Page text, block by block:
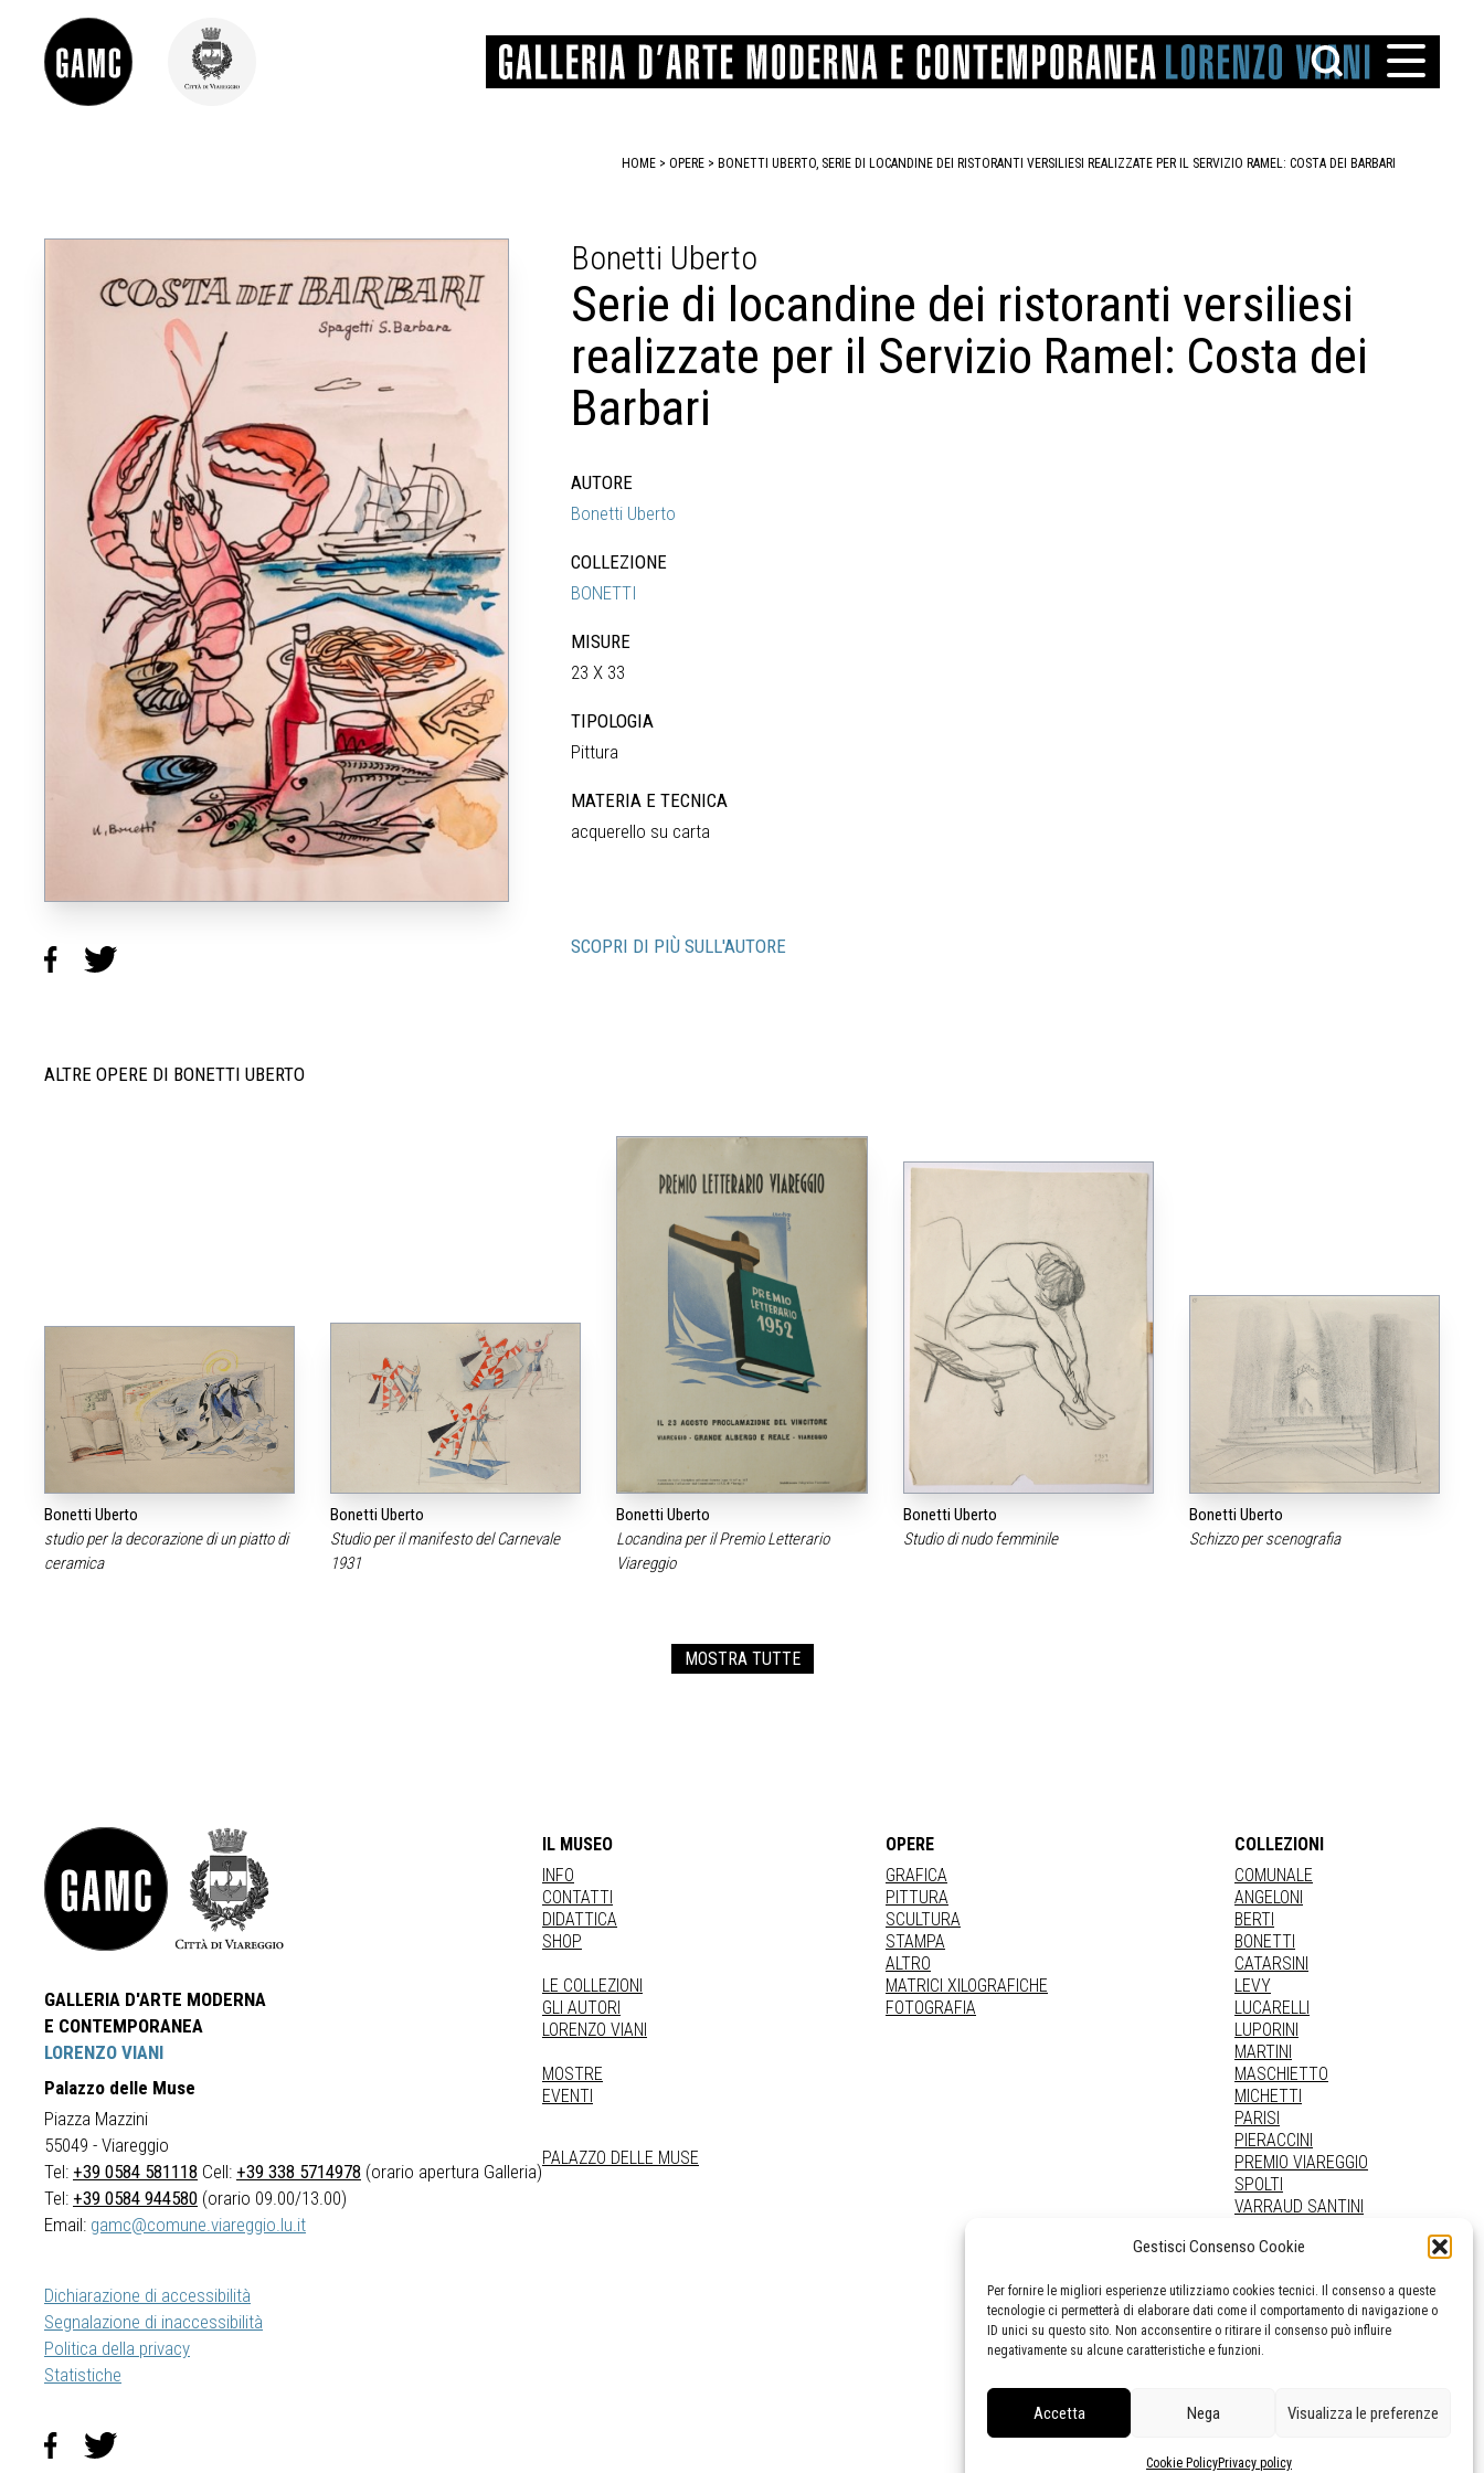
Gestisci Consenso Cookie
Per fornire le migliori esperienze utilizziamo cookies tecnici. Il consenso a queste
tecnologie ci permetterà di elaborare dati come il comportamento di navigazione o
ID unici su questo sito. Non acconsentire o ritirare il consenso può influire
negativamente su alcune caratteristiche e funzioni.
Accetta Nega Visualizza le preferenze
Cookie PolicyPrivacy policy
SHOP
LE COLLEZIONI
GLI AUTORI
MOSTRE
PALAZZO DELLE MUSE
SCULTURA
STAMPA
MATRICI XILOGRAFICHE
CATARSINI
LUCARELLI
MARTINI
MASCHIETTO
MICHETTI
PARISI
PREMIO VIAREGGIO
SPOLTI
VARRAUD SANTINI
PROVENIENZE VARIE
HOME > OPERE > BONETTI UBERTO, SERIE DI LOCANDINE DEI RISTORANTI VERSILIESI REALIZZATE PER IL SERVIZIO RAMEL: COSTA DEI BARBARI
Bonetti Uberto
Serie di locandine dei ristoranti versiliesi
realizzate per il Servizio Ramel: Costa dei
Barbari
AUTORE
Bonetti Uberto
COLLEZIONE
BONETTI
MISURE
23 X 33
TIPOLOGIA
Pittura
MATERIA E TECNICA
acquerello su carta
SCOPRI DI PIÙ SULL'AUTORE
ALTRE OPERE DI BONETTI UBERTO
Bonetti Uberto
studio per la decorazione di un piatto di
ceramica
Bonetti Uberto
Studio per il manifesto del Carnevale
1931
Bonetti Uberto
Locandina per il Premio Letterario
Viareggio
Bonetti Uberto
Studio di nudo femminile
Bonetti Uberto
Schizzo per scenografia
MOSTRA TUTTE
GALLERIA D'ARTE MODERNA
E CONTEMPORANEA
LORENZO VIANI
Palazzo delle Muse
Piazza Mazzini
55049 - Viareggio
Tel: +39 0584 581118 Cell: +39 338 5714978 (orario apertura Galleria)
Tel: +39 0584 944580 (orario 09.00/13.00)
Email: gamc@comune.viareggio.lu.it
Dichiarazione di accessibilità
Segnalazione di inaccessibilità
Politica della privacy
Statistiche
IL MUSEO
INFO
CONTATTI
DIDATTICA
SHOP
LE COLLEZIONI
GLI AUTORI
LORENZO VIANI
MOSTRE
EVENTI
PALAZZO DELLE MUSE
OPERE
GRAFICA
PITTURA
SCULTURA
STAMPA
ALTRO
MATRICI XILOGRAFICHE
FOTOGRAFIA
COLLEZIONI
COMUNALE
ANGELONI
BERTI
BONETTI
CATARSINI
LEVY
LUCARELLI
LUPORINI
MARTINI
MASCHIETTO
MICHETTI
PARISI
PIERACCINI
PREMIO VIAREGGIO
SPOLTI
VARRAUD SANTINI